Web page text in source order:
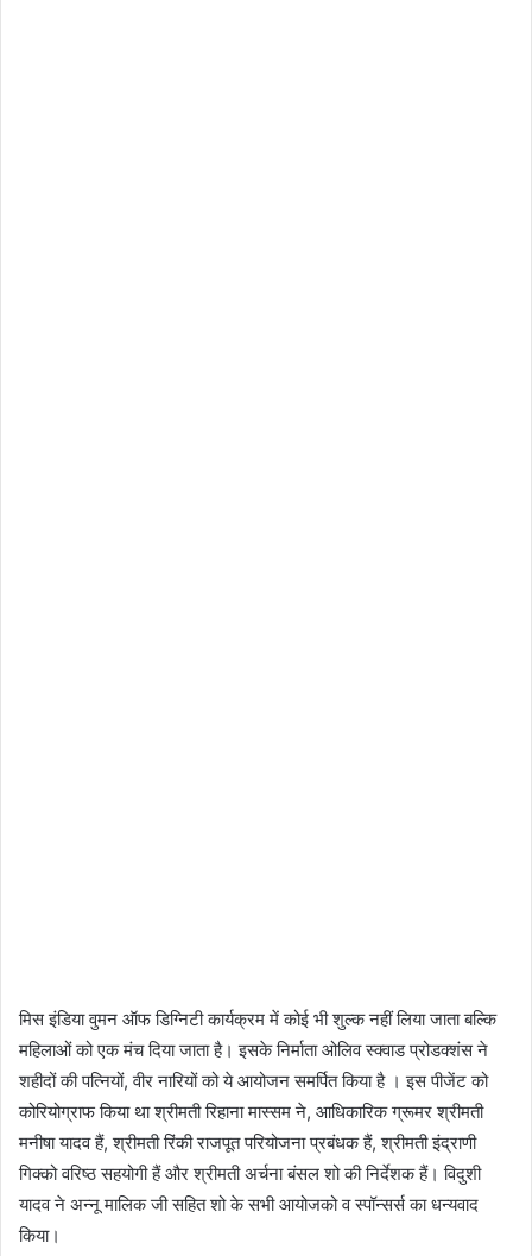
मिस इंडिया वुमन ऑफ डिग्निटी कार्यक्रम में कोई भी शुल्क नहीं लिया जाता बल्कि
महिलाओं को एक मंच दिया जाता है। इसके निर्माता ओलिव स्क्वाड प्रोडक्शंस ने
शहीदों की पत्नियों, वीर नारियों को ये आयोजन समर्पित किया है । इस पीजेंट को
कोरियोग्राफ किया था श्रीमती रिहाना मास्सम ने, आधिकारिक ग्रूमर श्रीमती
मनीषा यादव हैं, श्रीमती रिंकी राजपूत परियोजना प्रबंधक हैं, श्रीमती इंद्राणी
गिक्को वरिष्ठ सहयोगी हैं और श्रीमती अर्चना बंसल शो की निर्देशक हैं। विदुशी
यादव ने अन्नू मालिक जी सहित शो के सभी आयोजको व स्पॉन्सर्स का धन्यवाद
किया।